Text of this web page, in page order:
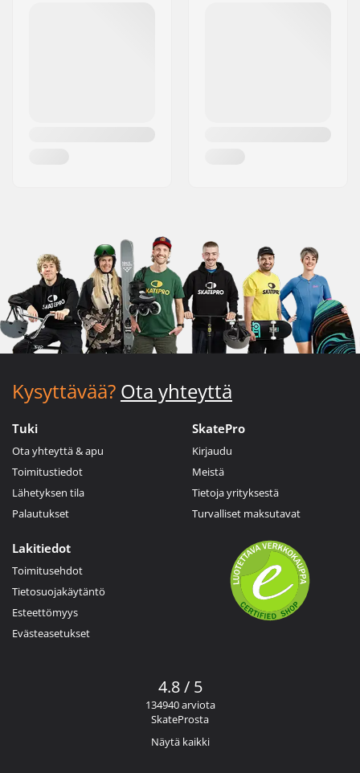
Kysyttävää? Ota yhteyttä
Tuki
Ota yhteyttä & apu
Toimitustiedot
Lähetyksen tila
Palautukset
SkatePro
Kirjaudu
Meistä
Tietoja yrityksestä
Turvalliset maksutavat
Lakitiedot
Toimitusehdot
Tietosuojakäytäntö
Esteettömyys
Evästeasetukset
4.8 / 5
134940 arviota
SkateProsta
Näytä kaikki